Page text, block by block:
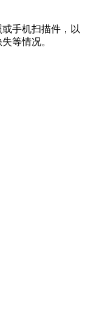
手机扫描件，以
等情况。